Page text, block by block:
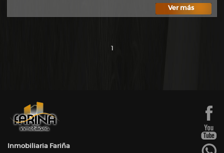
Ver más
1
Inmobiliaria Fariña